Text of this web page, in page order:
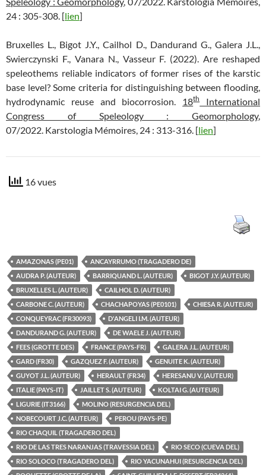
24 : 305-308. [lien]
Bruxelles L., Bigot J.Y., Cailhol D., Dandurand G., Galera J.L.,
Swierczynski F., Vanara N., Vasseur F. (2022). Are reshaped
speleothems reliable indicators of former rises of the karstic
base level? Some criteria for distinguishing between flooding,
hydrodynamic reuse and biocorrosion. 18thInternational
Congress of Speleology : Geomorphology,
07/2022. Karstologia Mémoires, 24 : 313-316. [lien]
16 vues
AMAZONAS (PE01)
ANCAYRRUMO (TRAGADERO DE)
AUDRA P. (AUTEUR)
BARRIQUAND L. (AUTEUR)
BIGOT J.Y. (AUTEUR)
BRUXELLES L. (AUTEUR)
CAILHOL D. (AUTEUR)
CARBONE C. (AUTEUR)
CHACHAPOYAS (PE0101)
CHIESA R. (AUTEUR)
CONQUEYRAC (FR30093)
D'ANGELI I.M. (AUTEUR)
DANDURAND G. (AUTEUR)
DE WAELE J. (AUTEUR)
FEES (GROTTE DES)
FRANCE (PAYS-FR)
GALERA J.L. (AUTEUR)
GARD (FR30)
GAZQUEZ F. (AUTEUR)
GENUITE K. (AUTEUR)
GUYOT J.L. (AUTEUR)
HERAULT (FR34)
HERESANU V. (AUTEUR)
ITALIE (PAYS-IT)
JAILLET S. (AUTEUR)
KOLTAI G. (AUTEUR)
LIGURIE (IT3166)
MOLINO (RESURGENCIA DEL)
NOBECOURT J.C. (AUTEUR)
PEROU (PAYS-PE)
RIO CHAQUIL (TRAGADERO DEL)
RIO DE LAS TRES NARANJAS (TRAVESSIA DEL)
RIO SECO (CUEVA DEL)
RIO SOLOCO (TRAGADERO DEL)
RIO YACUNAHUI (RESURGENCIA DEL)